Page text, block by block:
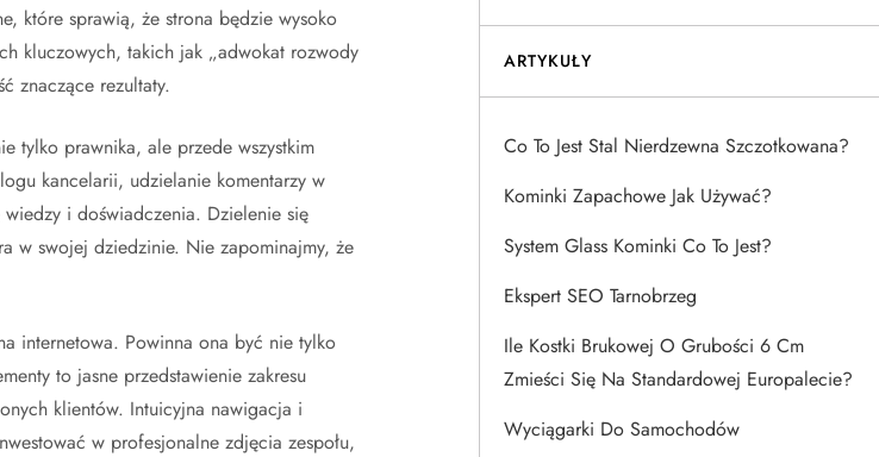
które sprawią, że strona będzie wysoko
kluczowych, takich jak „adwokat rozwody
znaczące rezultaty.
tylko prawnika, ale przede wszystkim
kancelarii, udzielanie komentarzy w
i doświadczenia. Dzielenie się
w swojej dziedzinie. Nie zapominajmy, że
internetowa. Powinna ona być nie tylko
to jasne przedstawienie zakresu
klientów. Intuicyjna nawigacja i
w profesjonalne zdjęcia zespołu,
ARTYKUŁY
Co To Jest Stal Nierdzewna Szczotkowana?
Kominki Zapachowe Jak Używać?
System Glass Kominki Co To Jest?
Ekspert SEO Tarnobrzeg
Ile Kostki Brukowej O Grubości 6 Cm
Zmieści Się Na Standardowej Europalecie?
Wyciągarki Do Samochodów